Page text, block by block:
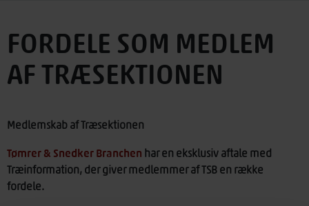
FORDELE SOM MEDLEM
AF TRÆSEKTIONEN
Medlemskab af Træsektionen
Tømrer & Snedker Branchen har en eksklusiv aftale med
Træinformation, der giver medlemmer af TSB en række
fordele.